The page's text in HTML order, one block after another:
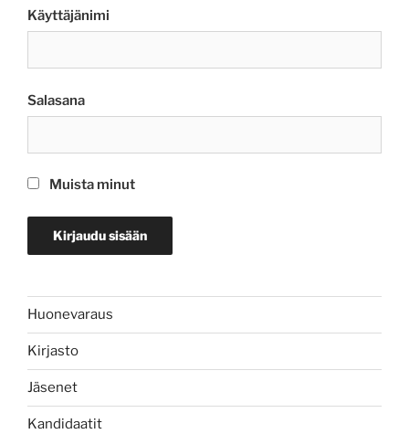
Käyttäjänimi
Salasana
Muista minut
Huonevaraus
Kirjasto
Jäsenet
Kandidaatit